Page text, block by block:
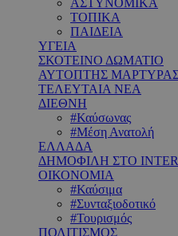
ΑΣΤΥΝΟΜΙΚΑ
ΤΟΠΙΚΑ
ΠΑΙΔΕΙΑ
ΥΓΕΙΑ
ΣΚΟΤΕΙΝΟ ΔΩΜΑΤΙΟ
ΑΥΤΟΠΤΗΣ
ΤΕΛΕΥΤΑΙΑ ΝΕΑ
ΔΙΕΘΝΗ
#Καύσωνας
#Μέση Ανατολή
ΕΛΛΑΔΑ
ΔΗΜΟΦΙΛΗ ΣΤΟ
ΟΙΚΟΝΟΜΙΑ
#Καύσιμα
#Συνταξιοδοτικό
#Τουρισμός
ΠΟΛΙΤΙΣΜΟΣ